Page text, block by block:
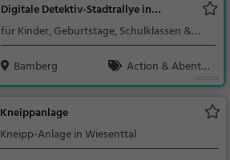
Digitale Detektiv-Stadtrallye in
Bamberg
für Kinder, Geburtstage, Schulklassen &
Familien
Bamberg
Action & Abente
uer, Familie & Kinder,
Kneippanlage
Kneipp-Anlage in Wiesenttal